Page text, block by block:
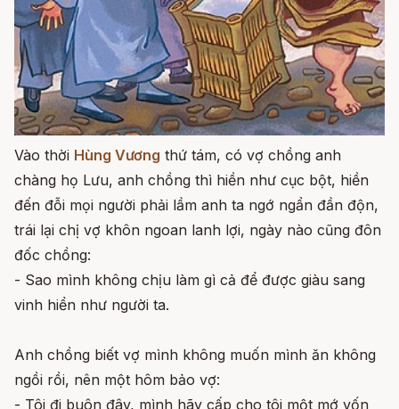
Vào thời Hùng Vương thứ tám, có vợ chồng anh
chàng họ Lưu, anh chồng thì hiền như cục bột, hiền
đến đỗi mọi người phải lầm anh ta ngớ ngẩn đần độn,
trái lại chị vợ khôn ngoan lanh lợi, ngày nào cũng đôn
đốc chồng:
- Sao mình không chịu làm gì cả để được giàu sang
vinh hiển như người ta.
Anh chồng biết vợ mình không muốn mình ăn không
ngồi rồi, nên một hôm bảo vợ:
- Tôi đi buôn đây, mình hãy cấp cho tôi một mớ vốn